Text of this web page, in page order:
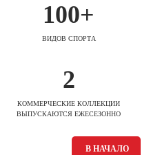
100+
ВИДОВ СПОРТА
2
КОММЕРЧЕСКИЕ КОЛЛЕКЦИИ
ВЫПУСКАЮТСЯ ЕЖЕСЕЗОННО
В НАЧАЛО